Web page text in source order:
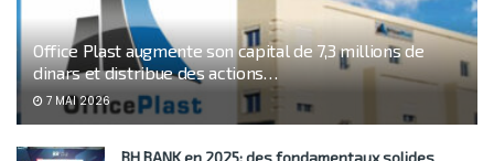
Office Plast augmente son capital de 7,3 millions de
dinars et distribue des actions…
7 MAI 2026